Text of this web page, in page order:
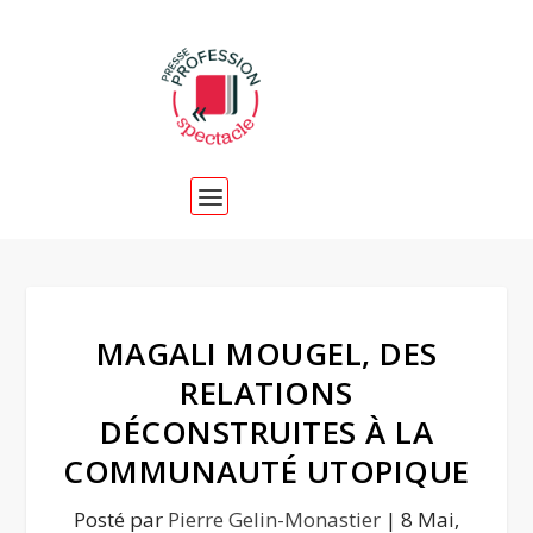
MAGALI MOUGEL, DES
RELATIONS
DÉCONSTRUITES À LA
COMMUNAUTÉ UTOPIQUE
Posté par Pierre Gelin-Monastier | 8 Mai,